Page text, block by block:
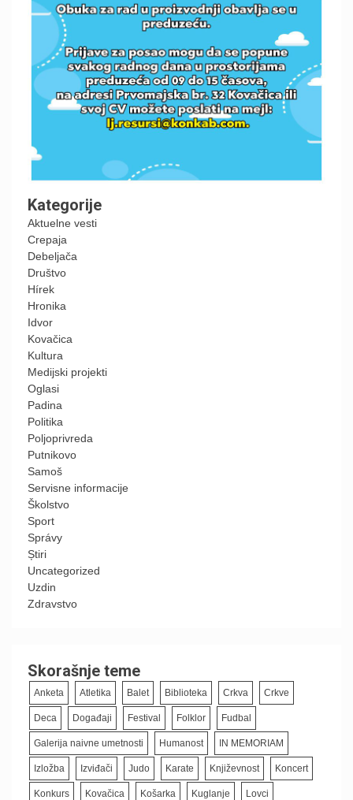
Kategorije
Aktuelne vesti
Crepaja
Debeljača
Društvo
Hírek
Hronika
Idvor
Kovačica
Kultura
Medijski projekti
Oglasi
Padina
Politika
Poljoprivreda
Putnikovo
Samoš
Servisne informacije
Školstvo
Sport
Správy
Știri
Uncategorized
Uzdin
Zdravstvo
Skorašnje teme
Anketa Atletika Balet Biblioteka Crkva Crkve
Deca Događaji Festival Folklor Fudbal
Galerija naivne umetnosti Humanost IN MEMORIAM
Izložba Izviđači Judo Karate Književnost Koncert
Konkurs Kovačica Košarka Kuglanje Lovci